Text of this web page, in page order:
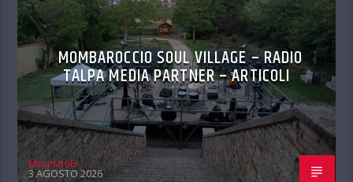
MOMBAROCCIO SOUL VILLAGE – RADIO
TALPA MEDIA PARTNER – ARTICOLI
MaurizioB
3 AGOSTO 2026